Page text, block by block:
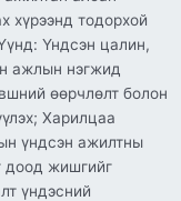
хүрээнд тодорхой
Үндсэн цалин,
ажлын нэгжид
өөрчлөлт болон
Харилцаа
үндсэн ажилтны
доод жишгийг
үндэсний